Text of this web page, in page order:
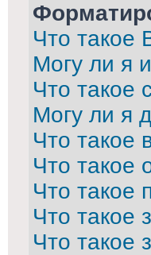
Что такое
Могу ли я
Что такое
Могу ли я
Что такое
Что такое
Что такое
Что такое
Что такое